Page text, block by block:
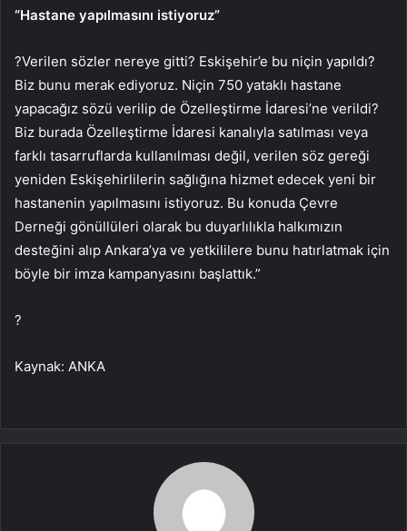
“Hastane yapılmasını istiyoruz”
?Verilen sözler nereye gitti? Eskişehir’e bu niçin yapıldı?
Biz bunu merak ediyoruz. Niçin 750 yataklı hastane
yapacağız sözü verilip de Özelleştirme İdaresi’ne verildi?
Biz burada Özelleştirme İdaresi kanalıyla satılması veya
farklı tasarruflarda kullanılması değil, verilen söz gereği
yeniden Eskişehirlilerin sağlığına hizmet edecek yeni bir
hastanenin yapılmasını istiyoruz. Bu konuda Çevre
Derneği gönüllüleri olarak bu duyarlılıkla halkımızın
desteğini alıp Ankara’ya ve yetkililere bunu hatırlatmak için
böyle bir imza kampanyasını başlattık.”
?
Kaynak: ANKA